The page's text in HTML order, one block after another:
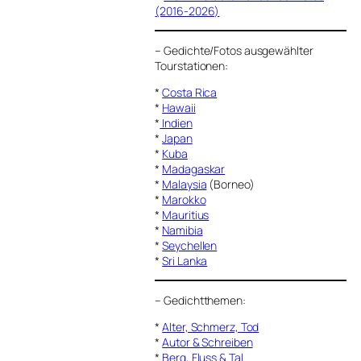
(2016-2026)
–Gedichte/Fotos ausgewählter
Tourstationen:
*Costa Rica
* Hawaii
* Indien
*Japan
* Kuba
* Madagaskar
* Malaysia (Borneo)
* Marokko
* Mauritius
* Namibia
*Seychellen
*Sri Lanka
–Gedichtthemen:
*Alter, Schmerz, Tod
*Autor & Schreiben
* Berg, Fluss & Tal